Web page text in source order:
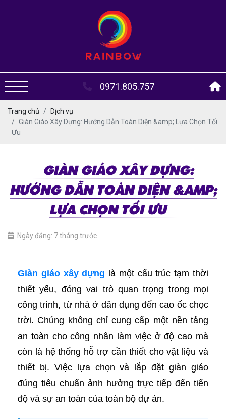
0971.805.757
Trang chủ
Dịch vụ
Giàn Giáo Xây Dựng: Hướng Dẫn Toàn Diện &amp; Lựa Chọn Tối
Ưu
GIÀN GIÁO XÂY DỰNG:
HƯỚNG DẪN TOÀN DIỆN &AMP;
LỰA CHỌN TỐI ƯU
Ngày đăng: 7 tháng trước
Giàn giáo xây dựng là một cấu trúc tạm thời
thiết yếu, đóng vai trò quan trọng trong mọi
công trình, từ nhà ở dân dụng đến cao ốc chọc
trời. Chúng không chỉ cung cấp một nền tảng
an toàn cho công nhân làm việc ở độ cao mà
còn là hệ thống hỗ trợ cần thiết cho vật liệu và
thiết bị. Việc lựa chọn và lắp đặt giàn giáo
đúng tiêu chuẩn ảnh hưởng trực tiếp đến tiến
độ và sự an toàn của toàn bộ dự án.